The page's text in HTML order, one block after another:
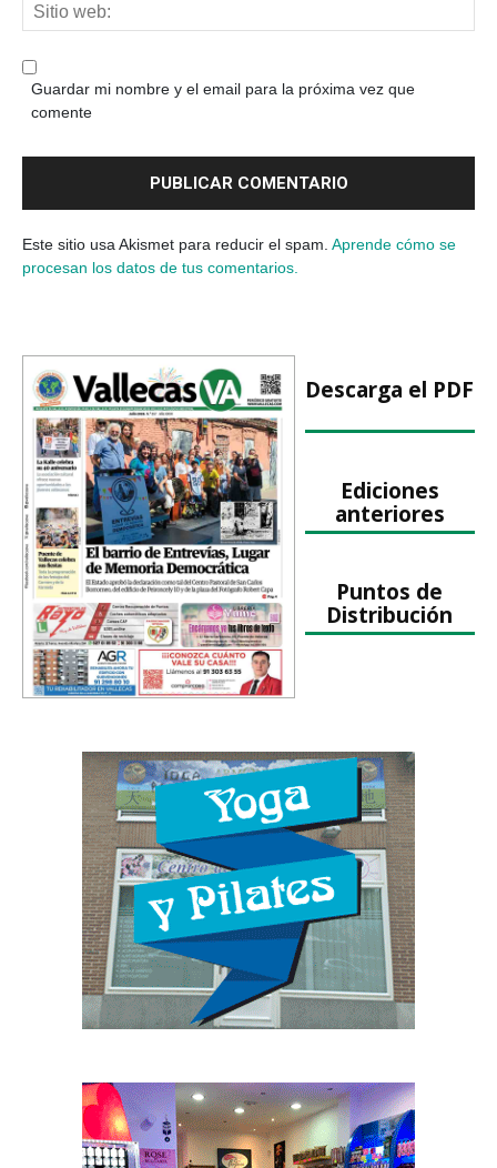
Guardar mi nombre y el email para la próxima vez que
comente
Este sitio usa Akismet para reducir el spam. Aprende cómo se
procesan los datos de tus comentarios.
Descarga el PDF
Ediciones
anteriores
Puntos de
Distribución